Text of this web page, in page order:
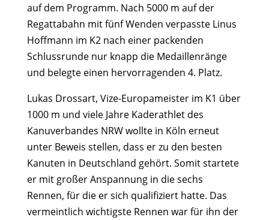
auf dem Programm. Nach 5000 m auf der
Regattabahn mit fünf Wenden verpasste Linus
Hoffmann im K2 nach einer packenden
Schlussrunde nur knapp die Medaillenränge
und belegte einen hervorragenden 4. Platz.
Lukas Drossart, Vize-Europameister im K1 über
1000 m und viele Jahre Kaderathlet des
Kanuverbandes NRW wollte in Köln erneut
unter Beweis stellen, dass er zu den besten
Kanuten in Deutschland gehört. Somit startete
er mit großer Anspannung in die sechs
Rennen, für die er sich qualifiziert hatte. Das
vermeintlich wichtigste Rennen war für ihn der